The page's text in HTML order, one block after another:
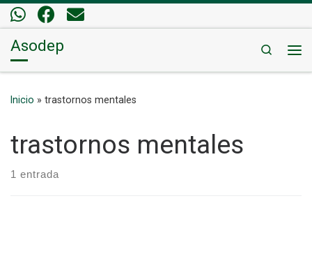
Saltar al contenido
Asodep
Search
Inicio » trastornos mentales
trastornos mentales
1 entrada